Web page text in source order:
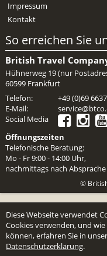
Impressum
Kontakt
So erreichen Sie
British Travel
Hühnerweg 19 (nur
60599 Frankfurt
Telefon:
+49 (0)69
E-Mail:
Social Media
Öffnungszeiten
Telefonische Beratung:
Mo - Fr 9:00 - 14:00 Uhr,
nachmittags nach Absprache
©
Diese Webseite verwendet
Cookies verwenden, und
können, erfahren Sie in
Datenschutzerklärung.